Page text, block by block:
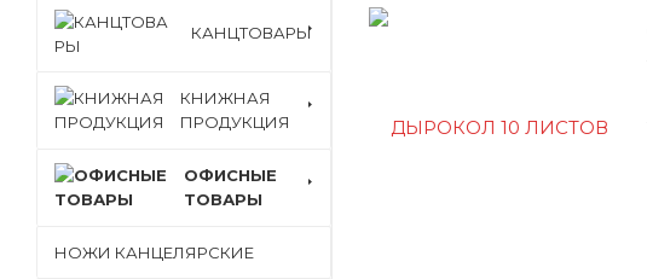
КАНЦТОВАРЫ
КНИЖНАЯ
ПРОДУКЦИЯ
ОФИСНЫЕ
ТОВАРЫ
НОЖИ КАНЦЕЛЯРСКИЕ